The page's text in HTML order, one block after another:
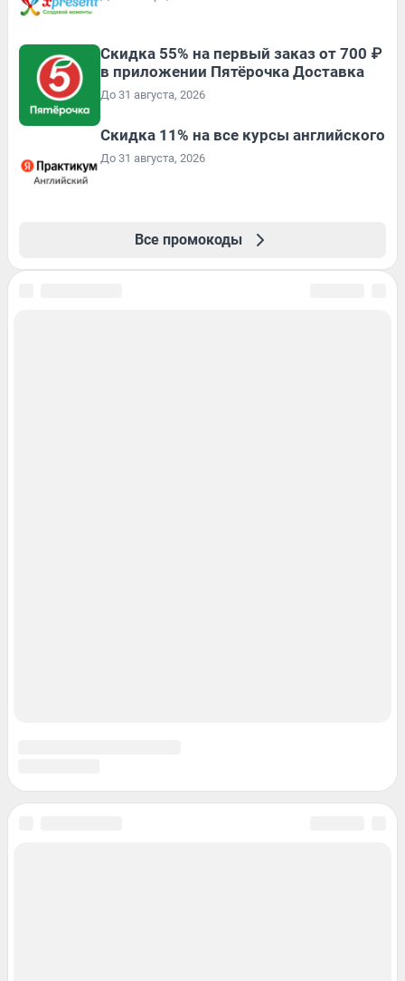
Скидка 55% на первый заказ от 700 ₽
в приложении Пятёрочка Доставка
До 31 августа, 2026
Скидка 11% на все курсы английского
До 31 августа, 2026
Все промокоды